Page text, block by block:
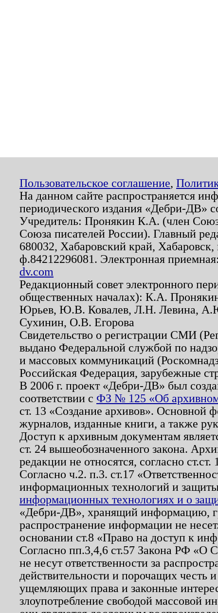
Пользовательское соглашение,
На данном сайте распространяется
периодического издания «Дебри-ДВ»
Учредитель: Пронякин К.А. (член
Союза писателей России). Главный
680032, Хабаровский край,
ф.84212296081. Электронная
dv.com
Редакционный совет электронного
общественных началах): К.А.
Юрьев, Ю.В. Ковалев, Л.Н. Левина,
Сухинин, О.В. Егорова
Свидетельство о регистрации СМИ
выдано Федеральной службой по
и массовых коммуникаций
Российская Федерация, зарубежные
В 2006 г. проект «Дебри-ДВ» был
соответствии с ФЗ № 125 «Об
ст. 13 «Создание архивов». Основной
журналов, изданные книги, а также
Доступ к архивным документам
ст. 24 вышеобозначенного закона.
редакции не относятся, согласно
Согласно ч.2. п.3. ст.17
информационных технологий и
информационных технологиях и о
«Дебри-ДВ», хранящий информацию,
распространение информации не
основании ст.8 «Право на доступ к
Согласно пп.3,4,6 ст.57 Закона РФ «О
не несут ответственности за
действительности и порочащих честь
ущемляющих права и законные
злоупотребление свободой массовой